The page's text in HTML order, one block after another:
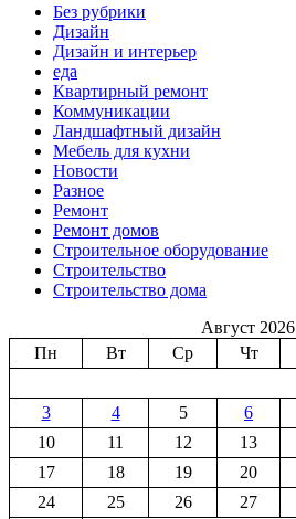
Без рубрики
Дизайн
Дизайн и интерьер
еда
Квартирный ремонт
Коммуникации
Ландшафтный дизайн
Мебель для кухни
Новости
Разное
Ремонт
Ремонт домов
Строительное оборудование
Строительство
Строительство дома
Август 2026
Пн
Вт Ср Чт
3
4 5 6
10
11 12 13
17
18 19 20
24
25 26 27